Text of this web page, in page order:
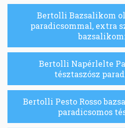
Bertolli Bazsalikom
paradicsommal, extra
Bertolli Napérlelte
tésztaszósz
Bertolli Pesto Rosso
paradicsomos